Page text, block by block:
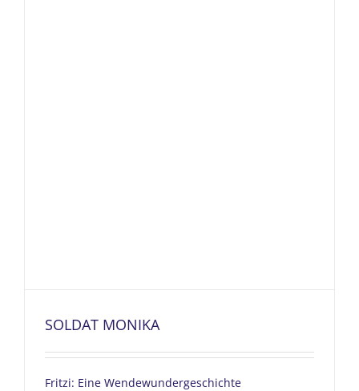
SOLDAT MONIKA
Fritzi: Eine Wendewundergeschichte